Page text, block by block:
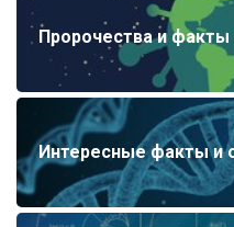
Пророчества и
Интересные факты и